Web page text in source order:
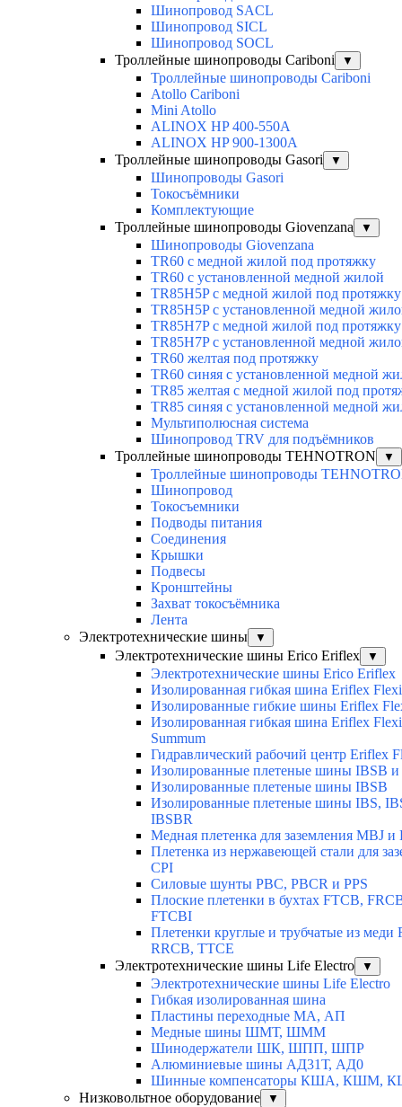
Шинопровод SACL
Шинопровод SICL
Шинопровод SOCL
Троллейные шинопроводы Cariboni
▼
Троллейные шинопроводы Cariboni
Atollo Cariboni
Mini Atollo
ALINOX HP 400-550A
ALINOX HP 900-1300A
Троллейные шинопроводы Gasori
▼
Шинопроводы Gasori
Токосъёмники
Комплектующие
Троллейные шинопроводы Giovenzana
▼
Шинопроводы Giovenzana
TR60 с медной жилой под протяжку
TR60 с установленной медной жилой
TR85H5P с медной жилой под протяжку
TR85H5P с установленной медной
TR85H7P с медной жилой под протяжку
TR85H7P с установленной медной
TR60 желтая под протяжку
TR60 синяя с установленной медной
TR85 желтая с медной жилой под
TR85 синяя с установленной медной
Мультиполюсная система
Шинопровод TRV для подъёмников
Троллейные шинопроводы TEHNOTRON
▼
Троллейные шинопроводы
Шинопровод
Токосъемники
Подводы питания
Соединения
Крышки
Подвесы
Кронштейны
Захват токосъёмника
Лента
Электротехнические шины
▼
Электротехнические шины Erico Eriflex ▼
Электротехнические шины Erico Eriflex
Изолированная гибкая шина Eriflex
Изолированные гибкие шины Eriflex
Изолированная гибкая шина Eriflex
Summum
Гидравлический рабочий центр Eriflex
Изолированные плетеные шины IBSB
Изолированные плетеные шины IBSB
Изолированные плетеные шины IBS,
IBSBR
Медная плетенка для заземления MBJ и
Плетенка из нержавеющей стали для
CPI
Силовые шунты PBC, PBCR и PPS
Плоские плетенки в бухтах FTCB,
FTCBI
Плетенки круглые и трубчатые из меди
RRCB, TTCE
Электротехнические шины Life Electro
▼
Электротехнические шины Life Electro
Гибкая изолированная шина
Пластины переходные МА, АП
Медные шины ШМТ, ШММ
Шинодержатели ШК, ШПП, ШПР
Алюминиевые шины АД31Т, АД0
Шинные компенсаторы КША, КШМ,
Низковольтное оборудование
▼